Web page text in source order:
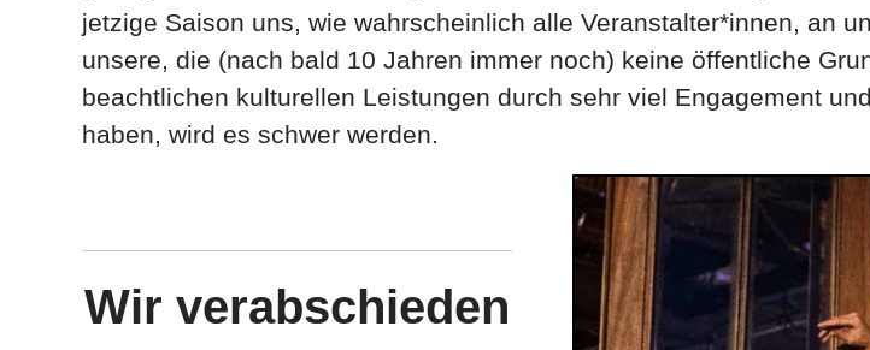
jetzige Saison uns, wie wahrscheinlich alle Veranstalter*innen, an
unsere, die (nach bald 10 Jahren immer noch) keine öffentliche
beachtlichen kulturellen Leistungen durch sehr viel Engagement
haben, wird es schwer werden.
Wir verabschieden